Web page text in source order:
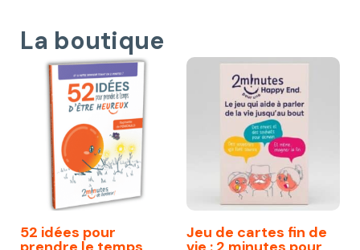
La boutique
52 idées pour Jeu de cartes fin de